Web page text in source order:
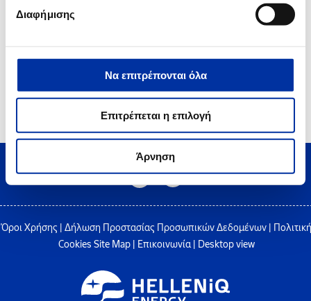
Διαφήμισης
Να επιτρέπονται όλα
Επιτρέπεται η επιλογή
Άρνηση
2 3 4 5 6
Όροι Χρήσης Δήλωση Προστασίας Προσωπικών Δεδομένων
Πολιτική
Cookies Site Map| Επικοινωνία| Desktop view